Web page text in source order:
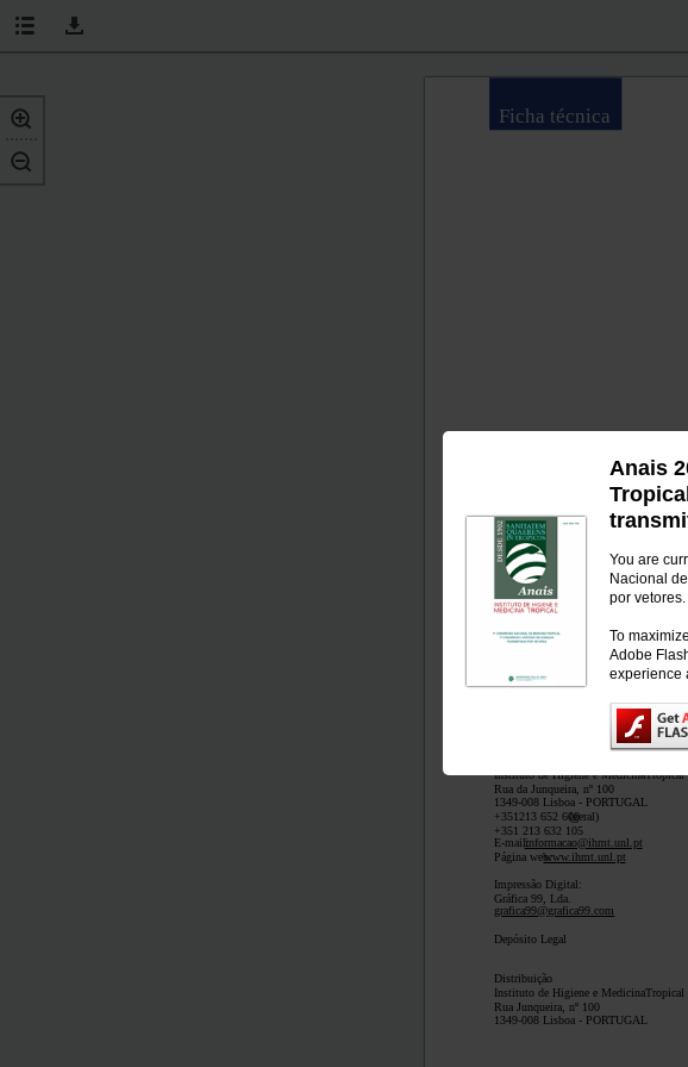
Anais
You are
Nacional
por
To
Adobe
experience
Anais do Instituto de Higiene e
3º Congresso Nacional de
1º Congresso Lusófono de
Coordenação
Gabinete dos Anais
2aocubo.pt
Instituto de Higiene e MedicinaTropical
Rua da Junqueira, nº 100
1349-008 Lisboa - PORTUGAL
+351213 652 600(geral)
+351 213 632 105
E-mail:informacao@ihmt.unl.pt
Página web:www.ihmt.unl.pt
Impressão Digital:
Gráfica 99, Lda.
grafica99@grafica99.com
Depósito Legal
Distribuição
Instituto de Higiene e MedicinaTropical
Rua Junqueira, nº 100
1349-008 Lisboa - PORTUGAL
Ficha técnica